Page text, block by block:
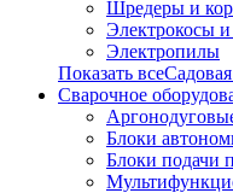
Шредеры и
Электрокосы
Электропилы
Показать
Сварочное
Блоки
Блоки подачи